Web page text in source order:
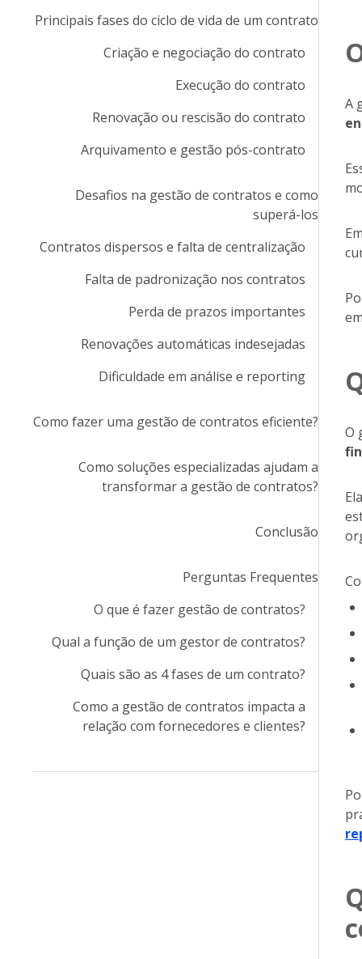
Principais fases do ciclo de vida de um contrato
Criação e negociação do contrato
Execução do contrato
Renovação ou rescisão do contrato
Arquivamento e gestão pós-contrato
Desafios na gestão de contratos e como
superá-los
Contratos dispersos e falta de centralização
Falta de padronização nos contratos
Perda de prazos importantes
Renovações automáticas indesejadas
Dificuldade em análise e reporting
Como fazer uma gestão de contratos eficiente?
Como soluções especializadas ajudam a
transformar a gestão de contratos?
Conclusão
Perguntas Frequentes
O que é fazer gestão de contratos?
Qual a função de um gestor de contratos?
Quais são as 4 fases de um contrato?
Como a gestão de contratos impacta a
relação com fornecedores e clientes?
A
O